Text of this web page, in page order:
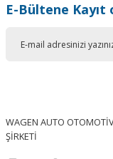
E-Bültene Kayıt
WAGEN AUTO
ŞİRKETİ